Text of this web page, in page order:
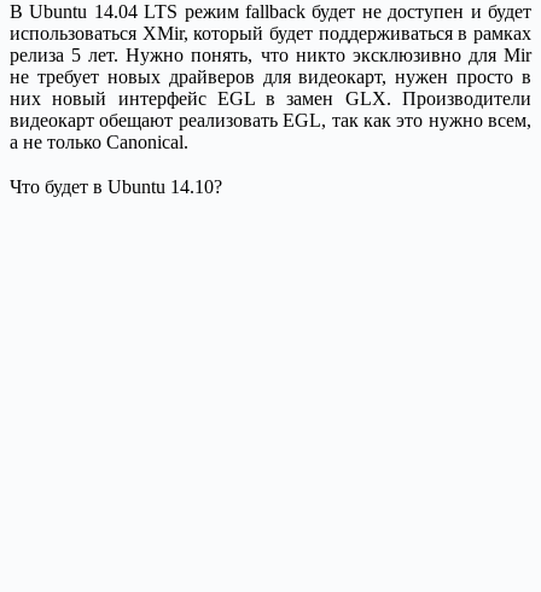
В Ubuntu 14.04 LTS режим fallback будет не доступен и будет
использоваться XMir, который будет поддерживаться в рамках
релиза 5 лет. Нужно понять, что никто эксклюзивно для Mir
не требует новых драйверов для видеокарт, нужен просто в
них новый интерфейс EGL в замен GLX. Производители
видеокарт обещают реализовать EGL, так как это нужно всем,
а не только Canonical.
Что будет в Ubuntu 14.10?